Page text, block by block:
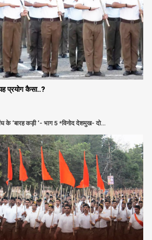
प्रयोग कैसा..?
के ‘बारह कड़ी ‘- भाग 5 *विनोद देशमुख- दो…